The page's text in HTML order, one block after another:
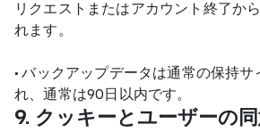
リクエストまたはアカウント終了か
れます。
• バックアップデータは通常の保持サ
れ、通常は90日以内です。
9. クッキーとユーザーの